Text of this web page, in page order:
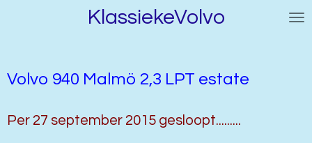
hoofdinhoud
KlassiekeVolvo
Volvo 940 Malmö 2,3 LPT estate
Per 27 september 2015 gesloopt.........